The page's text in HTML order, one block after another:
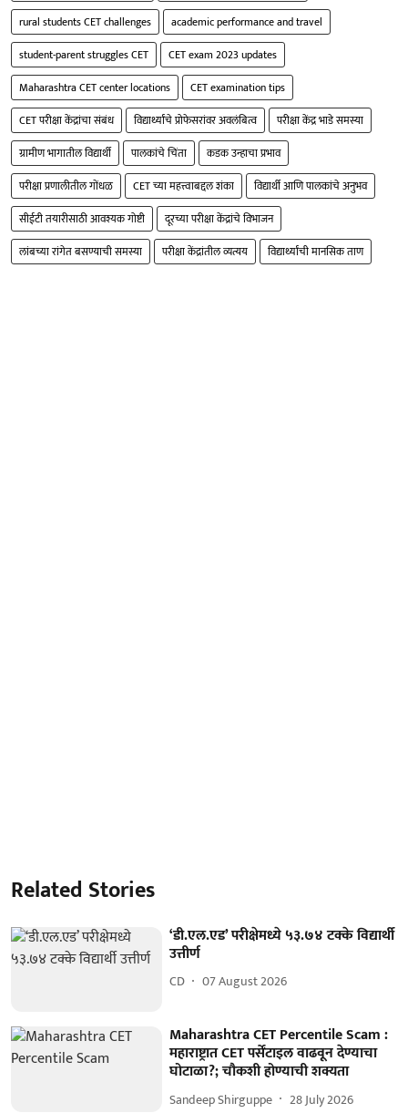
rural students CET challenges
academic performance and travel
student-parent struggles CET
CET exam 2023 updates
Maharashtra CET center locations
CET examination tips
CET परीक्षा केंद्रांचा संबंध
विद्यार्थ्यांचे प्रोफेसरांवर अवलंबित्व
परीक्षा केंद्र भाडे समस्या
ग्रामीण भागातील विद्यार्थी
पालकांचे चिंता
कडक उन्हाचा प्रभाव
परीक्षा प्रणालीतील गोंधळ
CET च्या महत्त्वाबद्दल शंका
विद्यार्थी आणि पालकांचे अनुभव
सीईटी तयारीसाठी आवश्यक गोष्टी
दूरच्या परीक्षा केंद्रांचे विभाजन
लांबच्या रांगेत बसण्याची समस्या
परीक्षा केंद्रांतील व्यत्यय विद्यार्थ्यांची मानसिक ताण
Related Stories
‘डी.एल.एड’ परीक्षेमध्ये ५३.७४ टक्के विद्यार्थी
उत्तीर्ण
CD 07 August 2026
Maharashtra CET Percentile Scam :
महाराष्ट्रात CET पर्सेंटाइल वाढवून देण्याचा
घोटाळा?; चौकशी होण्याची शक्यता
Sandeep Shirguppe 28 July 2026